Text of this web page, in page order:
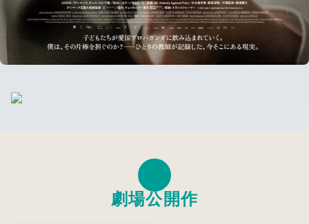
劇場公開作